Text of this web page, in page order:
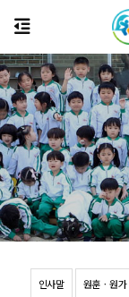
인사말 원훈ㆍ원가